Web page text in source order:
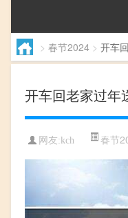
> 春节2024 > 开车
开车回老家过年
网友: kch 春节